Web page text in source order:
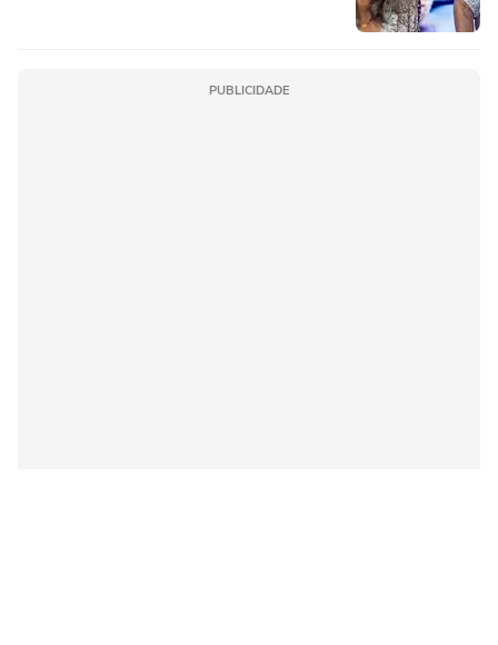
PUBLICIDADE